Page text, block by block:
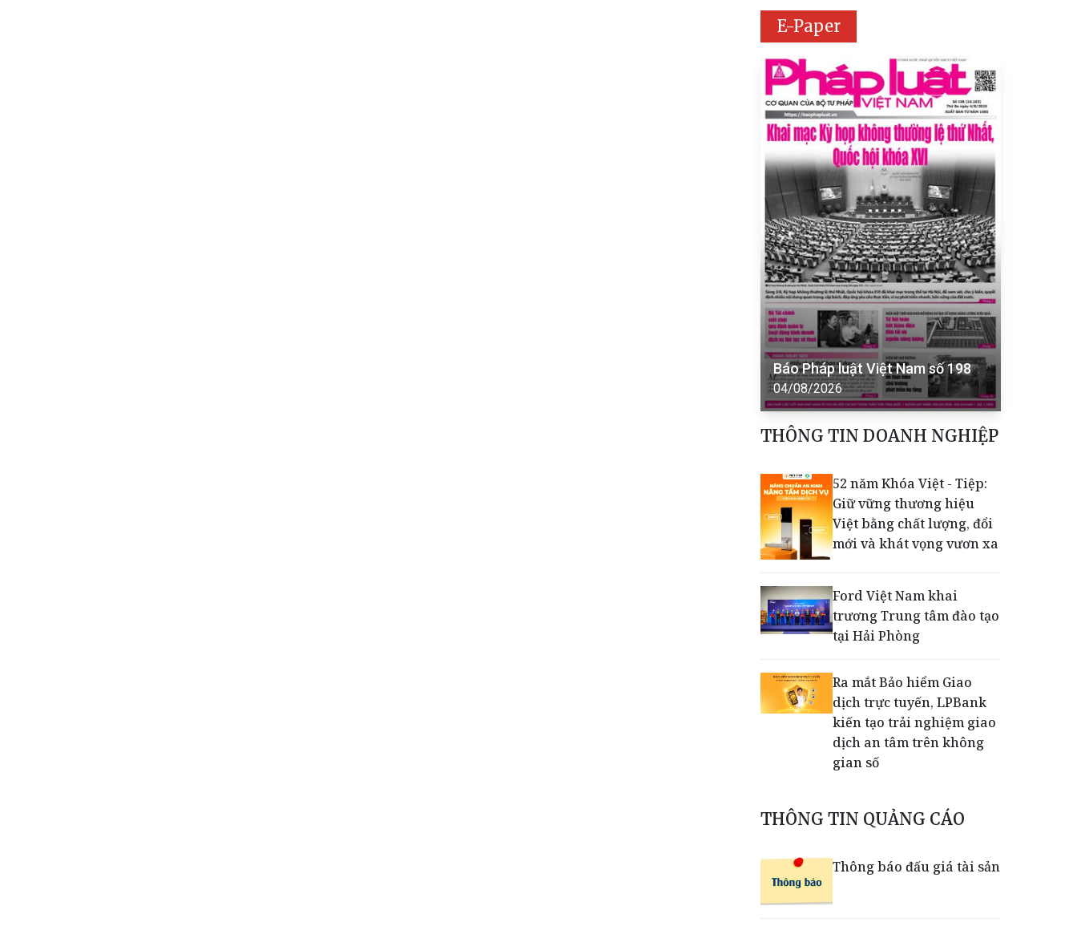
E-Paper
Báo Pháp luật Việt Nam số 198
04/08/2026
THÔNG TIN DOANH NGHIỆP
52 năm Khóa Việt - Tiệp:
Giữ vững thương hiệu
Việt bằng chất lượng, đổi
mới và khát vọng vươn xa
Ford Việt Nam khai
trương Trung tâm đào tạo
tại Hải Phòng
Ra mắt Bảo hiểm Giao
dịch trực tuyến, LPBank
kiến tạo trải nghiệm giao
dịch an tâm trên không
gian số
Dấu mốc khẳng định năng
lực vận hành và thích ứng
THÔNG TIN QUẢNG CÁO
Thông báo đấu giá tài sản